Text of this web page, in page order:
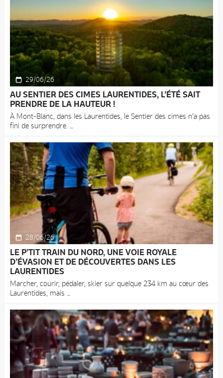
29/06/26
AU SENTIER DES CIMES LAURENTIDES, L’ÉTÉ SAIT
PRENDRE DE LA HAUTEUR !
À Mont-Blanc, dans les Laurentides, le Sentier des cimes n’a pas
fini de surprendre.
28/06/26
LE P’TIT TRAIN DU NORD, UNE VOIE ROYALE
D’ÉVASION ET DE DÉCOUVERTES DANS LES
LAURENTIDES
Marcher, courir, pédaler, skier sur quelque 234 km au cœur des
Laurentides, mais